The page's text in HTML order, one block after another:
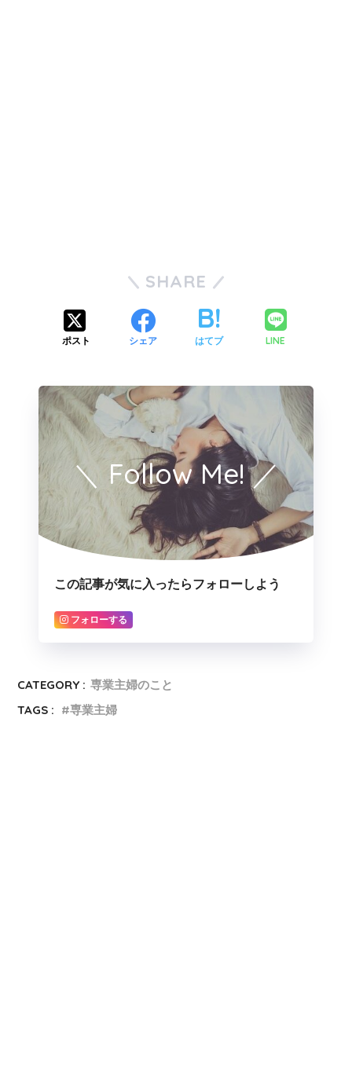
SHARE
ポスト シェア はてブ LINE
＼ Follow Me! ／
この記事が気に入ったらフォローしよう
フォローする
CATEGORY : 専業主婦のこと
TAGS :
専業主婦